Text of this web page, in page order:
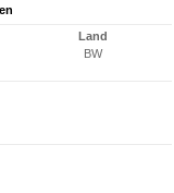
Land
BW